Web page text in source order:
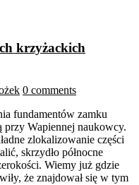
krzyżackich
0 comments
fundamentów zamku
przy Wapiennej naukowcy.
zlokalizowanie części
skrzydło północne
Wiemy już gdzie
że znajdował się w tym